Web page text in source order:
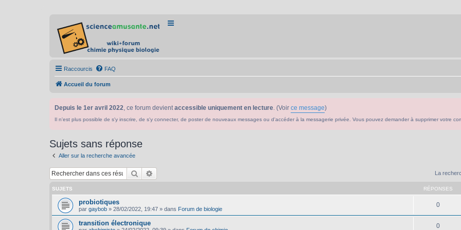
Raccourcis FAQ
Accueil du forum
Depuis le 1er avril 2022, ce forum devientaccessible uniquement en lecture. (Voir ce message)
Il n'est plus possible de s'y inscrire, de s'y connecter, de poster de nouveaux messages ou d'accéder à la messagerie privée. Vous pouvez demander à supprimer votre
Sujets sans réponse
Aller sur la recherche avancée
Rechercher La
SUJETS RÉPONSES
probiotiques
par gaybob » 28/02/2022, 19:47 » dans Forum de biologie
0
transition électronique 0